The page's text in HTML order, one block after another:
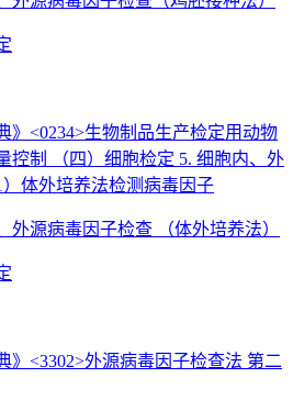
》<0234>生物制品生产检定用动物
控制 （四）细胞检定 5. 细胞内、外
体外培养法检测病毒因子
外源病毒因子检查 （体外培养法）
》<3302>外源病毒因子检查法 第二